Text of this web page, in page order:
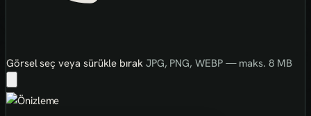
Görsel seç veya sürükle bırak JPG, PNG, WEBP — maks. 8 MB